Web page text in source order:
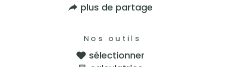
plus de partage
Nos outils
sélectionner